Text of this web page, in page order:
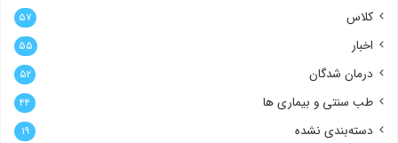
کلاس ۵۷
اخبار ۵۵
درمان شدگان ۵۲
طب سنتی و بیماری ها ۴۴
دسته‌بندی نشده ۱۹